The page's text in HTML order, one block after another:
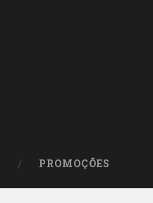
PROMOÇÕES